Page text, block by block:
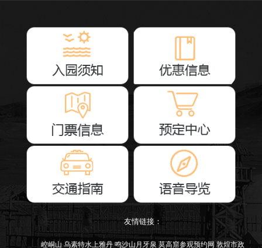
友情链接：
崆峒山 乌素特水上雅丹 鸣沙山月牙泉 莫高窟参观预约网 敦煌市政